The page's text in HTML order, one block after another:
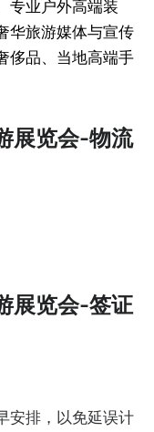
专业户外高端装
华旅游媒体与宣传
侈品、当地高端手
展览会-物流
展览会-签证
安排，以免延误计